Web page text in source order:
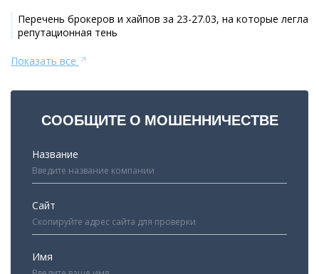
Перечень брокеров и хайпов за 23-27.03, на которые легла
репутационная тень
Показать все
СООБЩИТЕ О МОШЕННИЧЕСТВЕ
Название
Сайт
Имя